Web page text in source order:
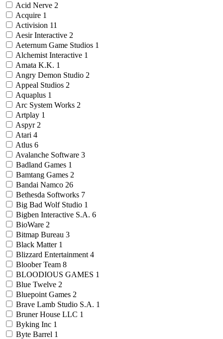
Acid Nerve 2
Acquire 1
Activision 11
Aesir Interactive 2
Aeternum Game Studios 1
Alchemist Interactive 1
Amata K.K. 1
Angry Demon Studio 2
Appeal Studios 2
Aquaplus 1
Arc System Works 2
Artplay 1
Aspyr 2
Atari 4
Atlus 6
Avalanche Software 3
Badland Games 1
Bamtang Games 2
Bandai Namco 26
Bethesda Softworks 7
Big Bad Wolf Studio 1
Bigben Interactive S.A. 6
BioWare 2
Bitmap Bureau 3
Black Matter 1
Blizzard Entertainment 4
Bloober Team 8
BLOODIOUS GAMES 1
Blue Twelve 2
Bluepoint Games 2
Brave Lamb Studio S.A. 1
Bruner House LLC 1
Byking Inc 1
Byte Barrel 1